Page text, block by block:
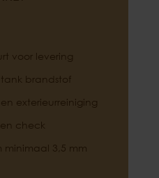
voor levering
brandstof
en exterieurreiniging
check
minimaal 3,5 mm